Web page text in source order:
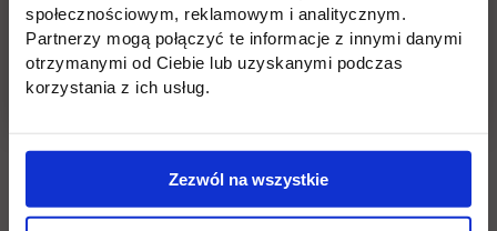
społecznościowym, reklamowym i analitycznym.
Partnerzy mogą połączyć te informacje z innymi danymi
otrzymanymi od Ciebie lub uzyskanymi podczas
korzystania z ich usług.
Zezwól na wszystkie
dbając o każdy detal realizacji. To połączenie
funkcjonalności, estetyki i solidnego wykonania
przez doświadczonych specjalistów.